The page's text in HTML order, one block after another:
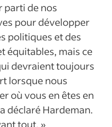
parti de nos
pour développer
politiques et des
équitables, mais ce
devraient toujours
lorsque nous
où vous en êtes en
déclaré Hardeman.
tout. »